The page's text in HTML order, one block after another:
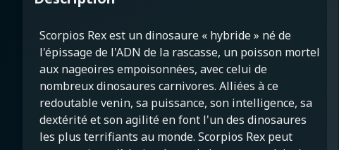
Scorpios Rex est un dinosaure « hybride » né de
l'épissage de l'ADN de la rascasse, un poisson mortel
aux nageoires empoisonnées, avec celui de
nombreux dinosaures carnivores. Alliées à ce
redoutable venin, sa puissance, son intelligence, sa
dextérité et son agilité en font l'un des dinosaures
les plus terrifiants au monde. Scorpios Rex peut